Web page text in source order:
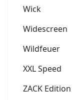
Wick
Widescreen
Wildfeuer
XXL Speed
ZACK Edition